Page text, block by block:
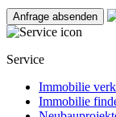
Service
Immobilie
Immobilie